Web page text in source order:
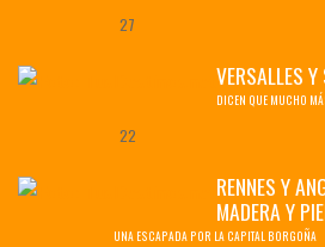
27
VERSALLES
DICEN QUE MUCHO
22
RENNES Y
MADERA Y
UNA ESCAPADA POR LA CAPITAL BORGOÑA